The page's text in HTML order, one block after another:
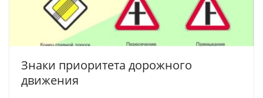
Знаки приоритета дорожного
движения